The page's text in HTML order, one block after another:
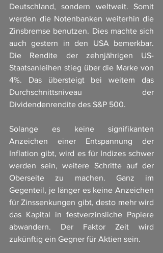
Deutschland, sondern weltweit. Somit
werden die Notenbanken weiterhin die
Zinsbremse benutzen. Dies machte sich
auch gestern in den USA bemerkbar.
Die Rendite der zehnjährigen US-
Staatsanleihen stieg über die Marke von
4%. Das übersteigt bei weitem das
Durchschnittsniveau der
Dividendenrendite des S&P 500.
Solange es keine signifikanten
Anzeichen einer Entspannung der
Inflation gibt, wird es für Indizes schwer
werden sein, weitere Schritte auf der
Oberseite zu machen. Ganz im
Gegenteil, je länger es keine Anzeichen
für Zinssenkungen gibt, desto mehr wird
das Kapital in festverzinsliche Papiere
abwandern. Der Faktor Zeit wird
zukünftig ein Gegner für Aktien sein.